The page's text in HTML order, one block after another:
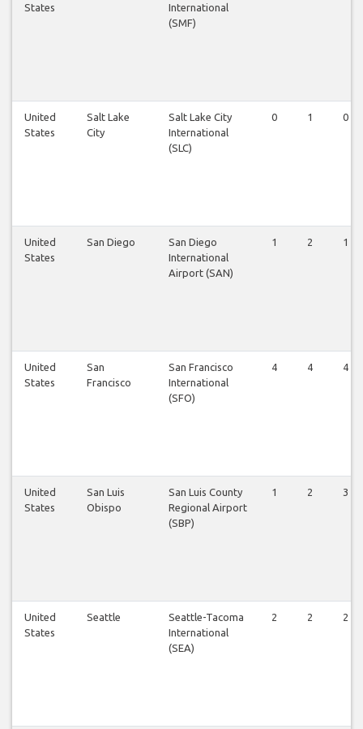
States
International
(SMF)
United
States
Salt Lake
City
Salt Lake City
International
(SLC)
0 1 0
United
States
San Diego
San Diego
International
Airport (SAN)
1 2 1
United
States
San
Francisco
San Francisco
International
(SFO)
4 4 4
United
States
San Luis
Obispo
San Luis County
Regional Airport
(SBP)
1 2 3
United
States
Seattle
Seattle-Tacoma
International
(SEA)
2 2 2